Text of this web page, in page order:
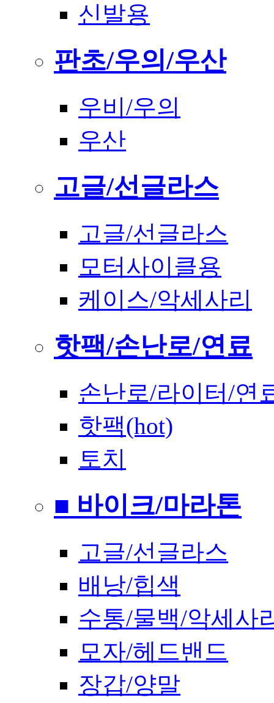
신발용
판초/우의/우산
우비/우의
우산
고글/선글라스
고글/선글라스
모터사이클용
케이스/악세사리
핫팩/손난로/연료
손난로/라이터/연
핫팩(hot)
토치
■ 바이크/마라톤
고글/선글라스
배낭/힙색
수통/물백/악세사
모자/헤드밴드
장갑/양말